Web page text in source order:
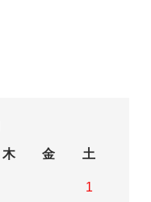
木 金 土
1